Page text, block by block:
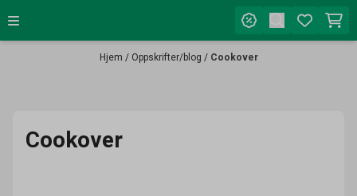
Hopp til innhold
Hjem / Oppskrifter/blog / Cookover
Cookover